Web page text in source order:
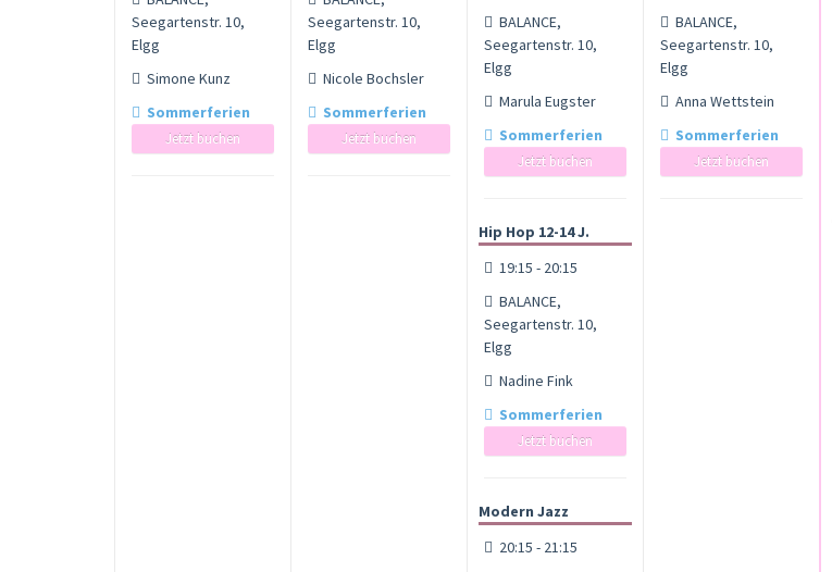
Seegartenstr. 10,
Elgg
Simone Kunz
Sommerferien
Jetzt buchen
Seegartenstr. 10,
Elgg
Nicole Bochsler
Sommerferien
Jetzt buchen
BALANCE,
Seegartenstr. 10,
Elgg
Marula Eugster
Sommerferien
Jetzt buchen
Hip Hop 12-14 J.
19:15 - 20:15
BALANCE,
Seegartenstr. 10,
Elgg
Nadine Fink
Sommerferien
Jetzt buchen
Modern Jazz
20:15 - 21:15
BALANCE,
Seegartenstr. 10,
Elgg
Anna Wettstein
Sommerferien
Jetzt buchen